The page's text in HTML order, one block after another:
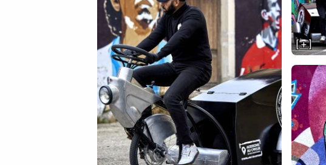
[ + ]